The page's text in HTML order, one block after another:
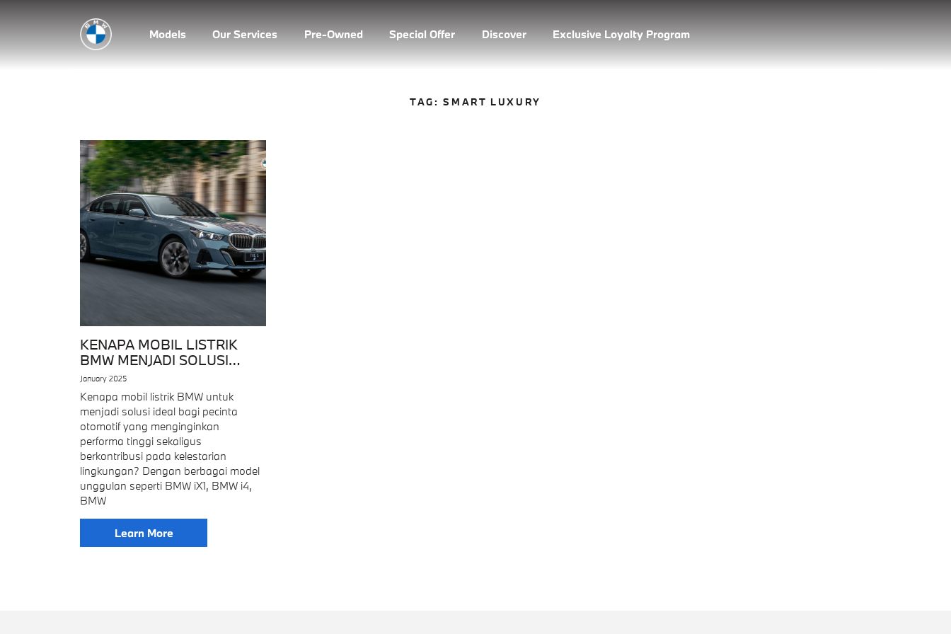
Models Our Services Pre-Owned Special Offer Discover Exclusive Loyalty Program
TAG:SMART LUXURY
KENAPA MOBIL LISTRIK
BMW MENJADI SOLUSI
IDEAL?
January 2025
Kenapa mobil listrik BMW untuk
menjadi solusi ideal bagi pecinta
otomotif yang menginginkan
performa tinggi sekaligus
berkontribusi pada kelestarian
lingkungan? Dengan berbagai model
unggulan seperti BMW iX1, BMW i4,
BMW
Learn More